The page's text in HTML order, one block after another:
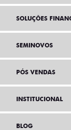
SOLUÇÕES
SEMINOVOS
PÓS VENDAS
INSTITUCIONAL
BLOG